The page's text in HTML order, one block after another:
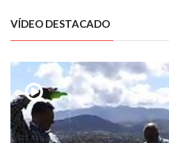
VÍDEO DESTACADO